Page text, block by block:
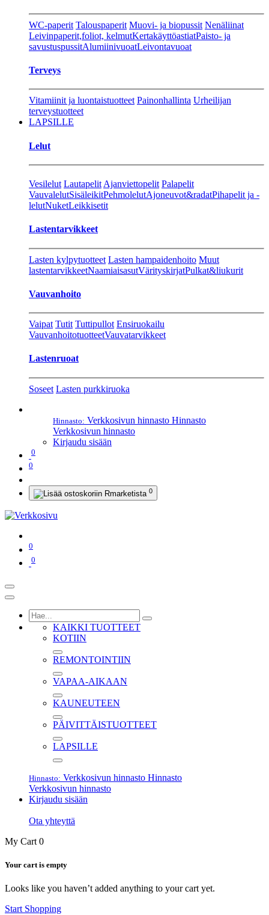
WC-paperit Talouspaperit Muovi- ja biopussit Nenäliinat
Leivinpaperit,foliot, kelmutKertakäyttöastiatPaisto- ja
savustuspussitAlumiinivuoatLeivontavuoat
Terveys
Vitamiinit ja luontaistuotteet Painonhallinta Urheilijan
terveystuotteet
LAPSILLE
Lelut
Vesilelut Lautapelit Ajanviettopelit Palapelit
VauvalelutSisäleikitPehmolelutAjoneuvot&radatPihapelit ja -
lelutNuketLeikkisetit
Lastentarvikkeet
Lasten kylpytuotteet Lasten hampaidenhoito Muut
lastentarvikkeetNaamiaisasutVärityskirjatPulkat&liukurit
Vauvanhoito
Vaipat Tutit Tuttipullot Ensiruokailu
VauvanhoitotuotteetVauvatarvikkeet
Lastenruoat
Soseet Lasten purkkiruoka
Hinnasto: Verkkosivun hinnasto Hinnasto
Verkkosivun hinnasto
Kirjaudu sisään
0
0
0
0
0
KAIKKI TUOTTEET
KOTIIN
REMONTOINTIIN
VAPAA-AIKAAN
KAUNEUTEEN
PÄIVITTÄISTUOTTEET
LAPSILLE
Hinnasto: Verkkosivun hinnasto Hinnasto
Verkkosivun hinnasto
Kirjaudu sisään
Ota yhteyttä
My Cart 0
Your cart is empty
Looks like you haven’t added anything to your cart yet.
Start Shopping